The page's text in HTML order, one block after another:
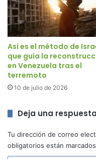
Así es el método de
que guía la
en Venezuela tras el
terremoto
10 de julio de 2026
Deja una respuesta
Tu dirección de correo
obligatorios están